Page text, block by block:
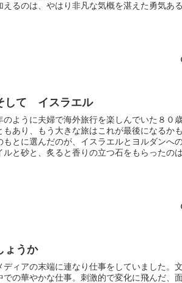
えるのは、やはり非凡な気概を湛えた勇気ある
て イスラエル
のように夫婦で海外旅行を楽しんでいた８０
もあり、もう大きな旅はこれが最後になるか
もとに選んだのが、イスラエルとヨルダンへの
ルと砂と、炙ると香りの立つ石をもらったのは
ょうか
ディアの末端に連なり仕事をしていました。
での華やかな仕事。刺激的で変化に飛んだ、